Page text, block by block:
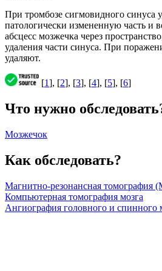
При тромбозе сигмовидного синуса
патологически измененную часть и
абсцесс мозжечка через
удаления части синуса. При
удаляют.
[1], [2], [3], [4], [5], [6]
Что нужно
Мозжечок
Как обследовать?
Магнитно-резонансная томография
Компьютерная томография мозга
Ангиография головного и спинного